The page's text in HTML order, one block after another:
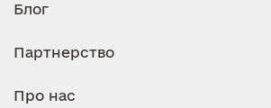
Блог
Партнерство
Про нас